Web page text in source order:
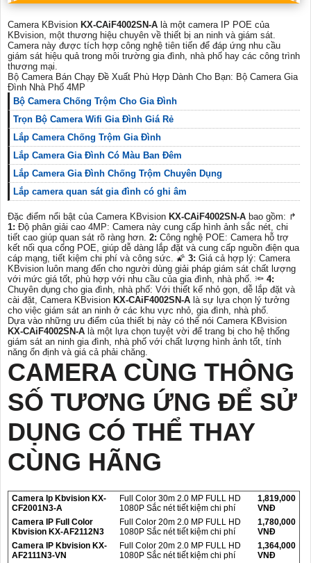
Camera KBvision KX-CAiF4002SN-A là một camera IP POE của
KBvision, một thương hiệu chuyên về thiết bị an ninh và giám sát.
Camera này được tích hợp công nghệ tiên tiến để đáp ứng nhu cầu
giám sát hiệu quả trong môi trường gia đình, nhà phố hay các công trình
thương mại.
Bộ Camera Bán Chạy Đề Xuất Phù Hợp Dành Cho Bạn: Bộ Camera Gia
Đình Nhà Phố 4MP
Bộ Camera Chống Trộm Cho Gia Đình
Trọn Bộ Camera Wifi Gia Đình Giá Rẻ
Lắp Camera Chống Trộm Gia Đình
Lắp Camera Gia Đình Có Màu Ban Đêm
Lắp Camera Gia Đình Chống Trộm Chuyên Dụng
Lắp camera quan sát gia đình có ghi âm
Đặc điểm nổi bật của Camera KBvision KX-CAiF4002SN-A bao gồm: ️↱
1: Độ phân giải cao 4MP: Camera này cung cấp hình ảnh sắc nét, chi
tiết cao giúp quan sát rõ ràng hơn. 2: Công nghệ POE: Camera hỗ trợ
kết nối qua cổng POE, giúp dễ dàng lắp đặt và cung cấp nguồn điện qua
cáp mạng, tiết kiệm chi phí và công sức. 🌠 3: Giá cả hợp lý: Camera
KBvision luôn mang đến cho người dùng giải pháp giám sát chất lượng
với mức giá tốt, phù hợp với nhu cầu của gia đình, nhà phố. 🔦 4:
Chuyên dụng cho gia đình, nhà phố: Với thiết kế nhỏ gọn, dễ lắp đặt và
cài đặt, Camera KBvision KX-CAiF4002SN-A là sự lựa chọn lý tưởng
cho việc giám sát an ninh ở các khu vực nhỏ, gia đình, nhà phố.
Dựa vào những ưu điểm của thiết bị này có thể nói Camera KBvision
KX-CAiF4002SN-A là một lựa chọn tuyệt vời để trang bị cho hệ thống
giám sát an ninh gia đình, nhà phố với chất lượng hình ảnh tốt, tính
năng ổn định và giá cả phải chăng.
CAMERA CÙNG THÔNG
SỐ TƯƠNG ỨNG ĐỂ SỬ
DỤNG CÓ THỂ THAY
CÙNG HÃNG
Camera Ip Kbvision KX-
CF2001N3-A
Full Color 30m 2.0 MP FULL HD
1080P Sắc nét tiết kiệm chi phí
1,819,000
VNĐ
Camera IP Full Color
Kbvision KX-AF2112N3
Full Color 20m 2.0 MP FULL HD
1080P Sắc nét tiết kiệm chi phí
1,780,000
VNĐ
Camera IP Kbvision KX-
AF2111N3-VN
Full Color 20m 2.0 MP FULL HD
1080P Sắc nét tiết kiệm chi phí
1,364,000
VNĐ